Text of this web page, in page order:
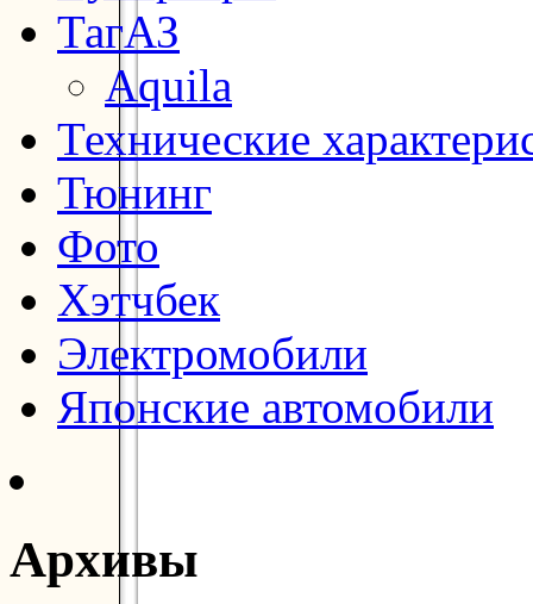
ТагАЗ
Aquila
Технические
Тюнинг
Фото
Хэтчбек
Электромобили
Японские автомобили
Архивы